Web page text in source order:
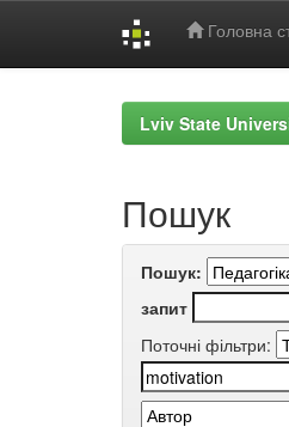
Головна
Lviv State
Пошук
Пошук:
запит
Поточні фільтри: